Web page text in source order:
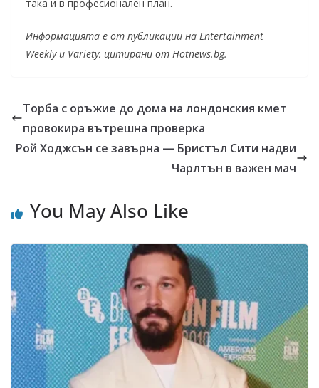
така и в професионален план.
Информацията е от публикации на Entertainment
Weekly и Variety, цитирани от Hotnews.bg.
Торба с оръжие до дома на лондонския кмет
провокира вътрешна проверка
Рой Ходжсън се завърна — Бристъл Сити надви
Чарлтън в важен мач
You May Also Like